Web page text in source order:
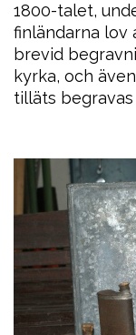
1800-talet,
finländarna lov
brevid
kyrka, och
tilläts